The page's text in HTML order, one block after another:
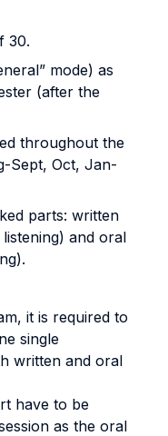
30.
mode) as
(after the
throughout the
Sept, Oct, Jan-
parts: written
and oral
it is required to
single
written and oral
have to be
as the oral